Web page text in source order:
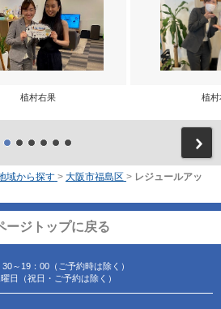
植村右果 植村
域から探す > 大阪市福島区 > レジュールアッ
ージトップに戻る
～19：00（ご予約時は除く）
日（祝日・ご予約は除く）